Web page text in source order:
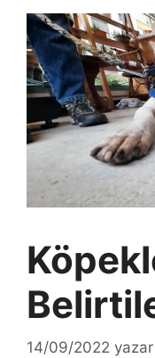
14/09/2022 yazar